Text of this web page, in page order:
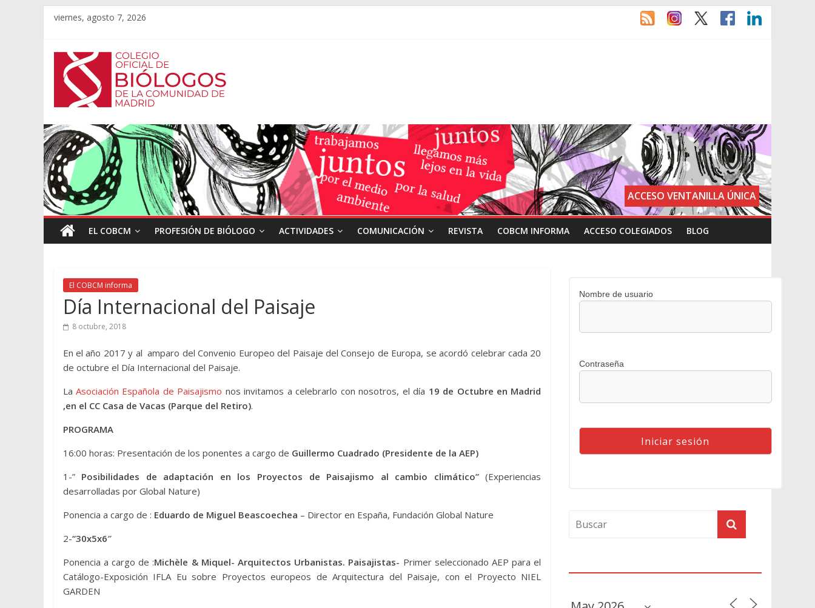
viernes, agosto 7, 2026
ACCESO VENTANILLA ÚNICA
EL COBCM PROFESIÓN DE BIÓLOGO ACTIVIDADES COMUNICACIÓN REVISTA COBCM INFORMA ACCESO COLEGIADOS BLOG
El COBCM informa
Día Internacional del Paisaje
8 octubre, 2018
En el año 2017 y al amparo del Convenio Europeo del Paisaje del Consejo de Europa, se acordó celebrar cada 20
de octubre el Día Internacional del Paisaje.
La Asociación Española de Paisajismo nos invitamos a celebrarlo con nosotros, el día 19 de Octubre en Madrid
,en el CC Casa de Vacas (Parque del Retiro).
PROGRAMA
16:00 horas: Presentación de los ponentes a cargo de Guillermo Cuadrado (Presidente de la AEP)
1-” Posibilidades de adaptación en los Proyectos de Paisajismo al cambio climático”(Experiencias
desarrolladas por Global Nature)
Ponencia a cargo de : Eduardo de Miguel Beascoechea – Director en España, Fundación Global Nature
2-“30x5x6″
Ponencia a cargo de :Michèle & Miquel- Arquitectos Urbanistas. Paisajistas- Primer seleccionado AEP para el
Catálogo-Exposición IFLA Eu sobre Proyectos europeos de Arquitectura del Paisaje, con el Proyecto NIEL
GARDEN
Nombre de usuario
Contraseña